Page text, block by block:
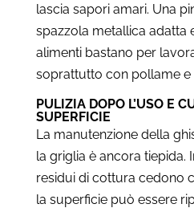
lascia sapori amari. Una
spazzola metallica adatta
alimenti bastano per
soprattutto con pollame e
PULIZIA DOPO L’USO E
SUPERFICIE
La manutenzione della
la griglia è ancora tiepida.
residui di cottura cedono
la superficie può essere